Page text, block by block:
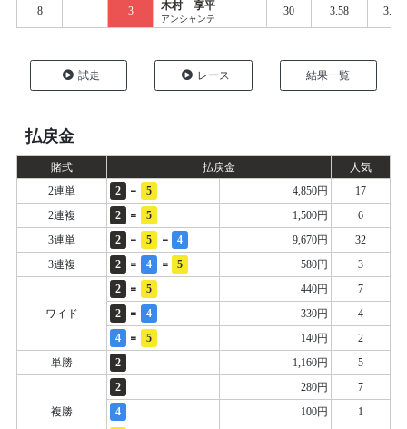
8 3 木村 享平
アンシャンテ
30 3.58 3.671
試走 レース 結果一覧
払戻金
賭式 払戻金
人気
2連単
2 - 5 4,850円
17
2連複
2 = 5 1,500円
6
3連単
2 - 5 - 4 9,670円
32
3連複
2 = 4 = 5 580円 3
ワイド
2 = 5 440円
7
2
= 4 330円
4
4
= 5 140円
2
単勝
2 1,160円 5
複勝
2 280円
7
4
100円
1